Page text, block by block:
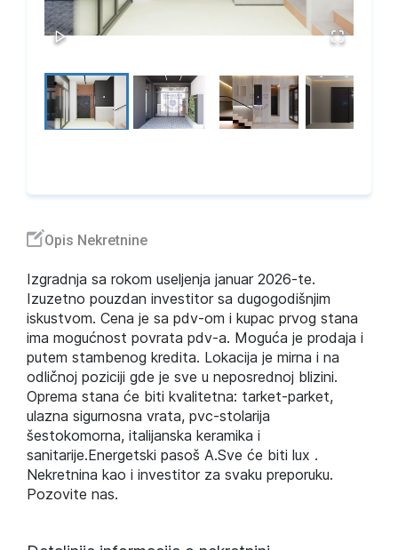
Opis Nekretnine
Izgradnja sa rokom useljenja januar 2026-te.
Izuzetno pouzdan investitor sa dugogodišnjim
iskustvom. Cena je sa pdv-om i kupac prvog stana
ima mogućnost povrata pdv-a. Moguća je prodaja i
putem stambenog kredita. Lokacija je mirna i na
odličnoj poziciji gde je sve u neposrednoj blizini.
Oprema stana će biti kvalitetna: tarket-parket,
ulazna sigurnosna vrata, pvc-stolarija
šestokomorna, italijanska keramika i
sanitarije.Energetski pasoš A.Sve će biti lux .
Nekretnina kao i investitor za svaku preporuku.
Pozovite nas.